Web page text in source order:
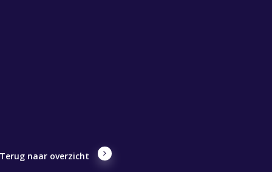
naar overzicht